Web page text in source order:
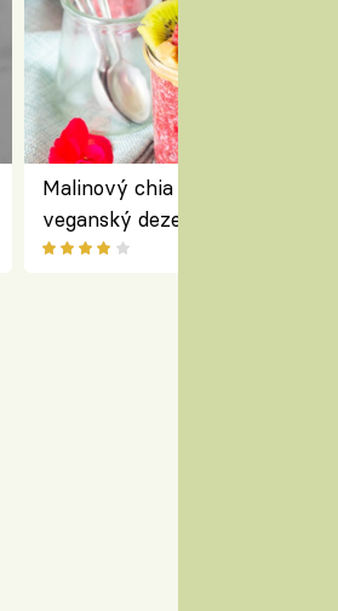
Malinový chia pudink s
veganský dezert plný ovoce a
ořechů